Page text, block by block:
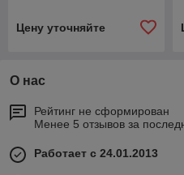
Цену уточняйте
О нас
Рейтинг не сформирован
Менее 5 отзывов за
Работает с 24.01.2013